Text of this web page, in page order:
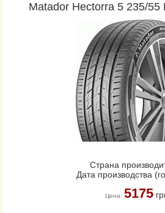
Matador Hectorra 5 235/55
Страна
Дата производства
Цена: 5175